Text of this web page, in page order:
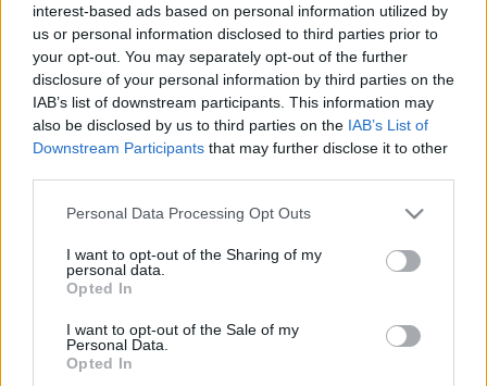
interest-based ads based on personal information utilized by
us or personal information disclosed to third parties prior to
your opt-out. You may separately opt-out of the further
disclosure of your personal information by third parties on the
IAB’s list of downstream participants. This information may
also be disclosed by us to third parties on the IAB’s List of
Downstream Participants that may further disclose it to other
Please note that this website/app uses one or more Google
not limited to your visit or usage behaviour. You may click to
grant or deny consent to Google and its third-party tags to
use your data for below specified purposes in below Google
consent section.
Personal Data Processing Opt Outs
I want to opt-out of the Sharing of my
personal data.
Opted In
I want to opt-out of the Sale of my
Personal Data.
Opted In
Arkadium's Codeword-Spieler
mochten auch:
Alles ansehen
Beste Spielergebnisse